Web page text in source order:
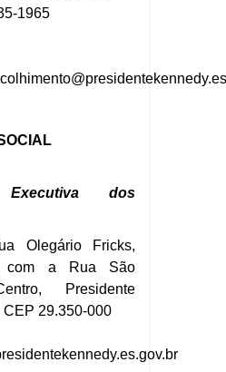
1965
Executiva dos
Olegário Fricks,
com a Rua São
Presidente
CEP 29.350-000